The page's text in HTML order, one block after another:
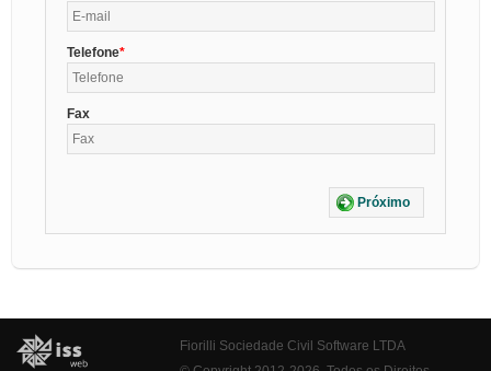
Telefone
Fax
Próximo
Fiorilli Sociedade Civil Software LTDA